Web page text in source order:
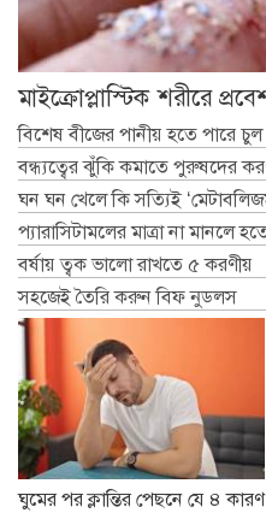
মাইক্রোপ্লাস্টিক শরীরে
বিশেষ বীজের পানীয় হতে পারে
বন্ধ্যত্বের ঝুঁকি কমাতে পুরুষদের
ঘন ঘন খেলে কি সত্যিই
প্যারাসিটামলের মাত্রা না মানলে
বর্ষায় ত্বক ভালো রাখতে ৫ করণীয়
সহজেই তৈরি করুন বিফ নুডলস
ঘুমের পর ক্লান্তির পেছনে যে ৪ কারণ